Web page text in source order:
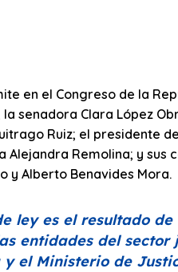
en el Congreso de la
senadora Clara López
Ruiz; el presidente
Alejandra Remolina; y
y Alberto Benavides Mora.
ley es el resultado
entidades del sector
el Ministerio de